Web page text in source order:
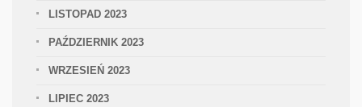
LISTOPAD 2023
PAŹDZIERNIK 2023
WRZESIEŃ 2023
LIPIEC 2023